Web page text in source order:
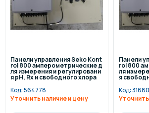
Панели управления Seko Kont
rol 800 амперометрические д
ля измерения и регулировани
я pH, Rx и свободного хлора
Код:564778
Уточнить наличие и цену
Панели
rol 800
ля
я
Код: